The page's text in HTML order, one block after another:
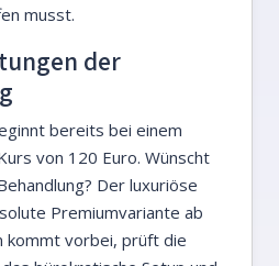
musst.
der
bereits bei einem
von 120 Euro. Wünscht
Der luxuriöse
Premiumvariante ab
kommt vorbei, prüft die